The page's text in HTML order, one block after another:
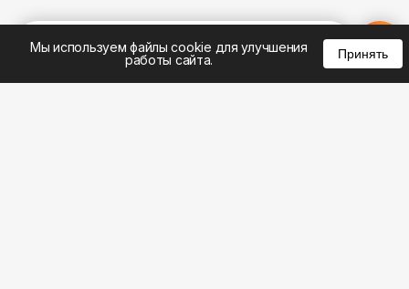
Мы используем файлы cookie для улучшения
работы сайта.
Принять